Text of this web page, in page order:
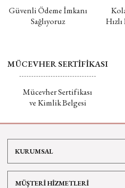
Güvenli Ödeme İmkanı
Sağlıyoruz
MÜCEVHER SERTİFİKASI
Mücevher Sertifikası
ve Kimlik Belgesi
KURUMSAL
MÜŞTERİ HİZMETLERİ